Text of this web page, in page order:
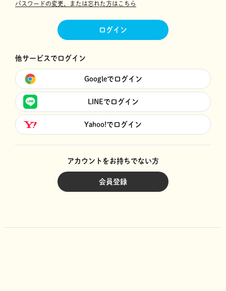
パスワードの変更、または忘れた方はこちら
ログイン
他サービスでログイン
Googleでログイン
LINEでログイン
Yahoo!でログイン
アカウントをお持ちでない方
会員登録